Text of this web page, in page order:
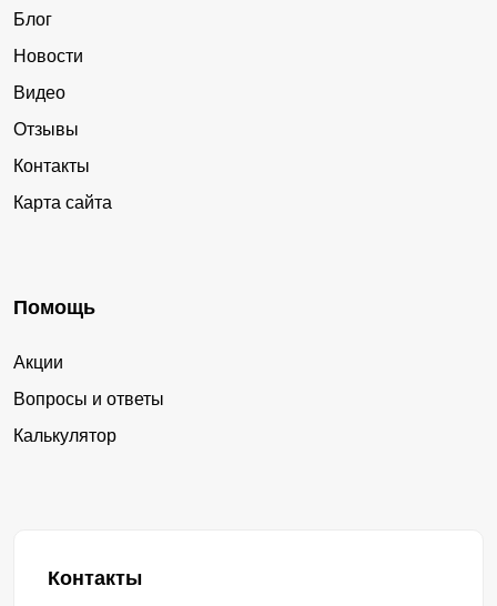
Блог
Новости
Видео
Отзывы
Контакты
Карта сайта
Помощь
Акции
Вопросы и ответы
Калькулятор
Контакты